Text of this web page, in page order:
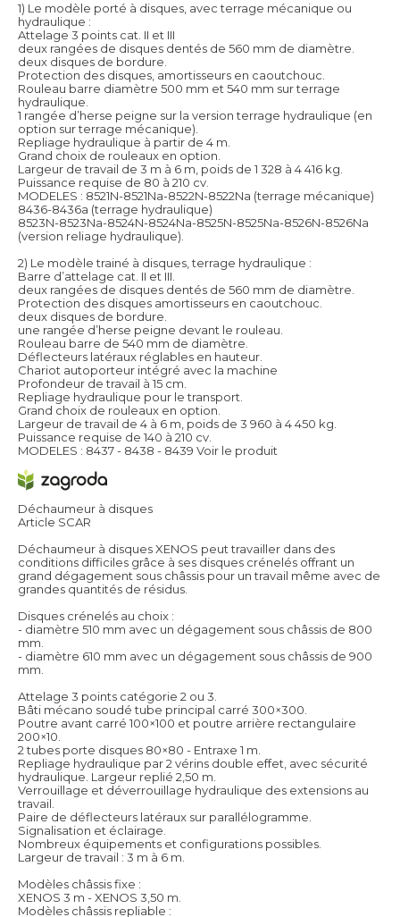
1) Le modèle porté à disques, avec terrage mécanique ou
hydraulique :
Attelage 3 points cat. II et III
deux rangées de disques dentés de 560 mm de diamètre.
deux disques de bordure.
Protection des disques, amortisseurs en caoutchouc.
Rouleau barre diamètre 500 mm et 540 mm sur terrage
hydraulique.
1 rangée d’herse peigne sur la version terrage hydraulique (en
option sur terrage mécanique).
Repliage hydraulique à partir de 4 m.
Grand choix de rouleaux en option.
Largeur de travail de 3 m à 6 m, poids de 1 328 à 4 416 kg.
Puissance requise de 80 à 210 cv.
MODELES : 8521N-8521Na-8522N-8522Na (terrage mécanique)
8436-8436a (terrage hydraulique)
8523N-8523Na-8524N-8524Na-8525N-8525Na-8526N-8526Na
(version reliage hydraulique).
2) Le modèle trainé à disques, terrage hydraulique :
Barre d’attelage cat. II et III.
deux rangées de disques dentés de 560 mm de diamètre.
Protection des disques amortisseurs en caoutchouc.
deux disques de bordure.
une rangée d’herse peigne devant le rouleau.
Rouleau barre de 540 mm de diamètre.
Déflecteurs latéraux réglables en hauteur.
Chariot autoporteur intégré avec la machine
Profondeur de travail à 15 cm.
Repliage hydraulique pour le transport.
Grand choix de rouleaux en option.
Largeur de travail de 4 à 6 m, poids de 3 960 à 4 450 kg.
Puissance requise de 140 à 210 cv.
MODELES : 8437 - 8438 - 8439 Voir le produit
Déchaumeur à disques
Article SCAR
Déchaumeur à disques XENOS peut travailler dans des
conditions difficiles grâce à ses disques crénelés offrant un
grand dégagement sous châssis pour un travail même avec de
grandes quantités de résidus.
Disques crénelés au choix :
- diamètre 510 mm avec un dégagement sous châssis de 800
mm.
- diamètre 610 mm avec un dégagement sous châssis de 900
mm.
Attelage 3 points catégorie 2 ou 3.
Bâti mécano soudé tube principal carré 300×300.
Poutre avant carré 100×100 et poutre arrière rectangulaire
200×10.
2 tubes porte disques 80×80 - Entraxe 1 m.
Repliage hydraulique par 2 vérins double effet, avec sécurité
hydraulique. Largeur replié 2,50 m.
Verrouillage et déverrouillage hydraulique des extensions au
travail.
Paire de déflecteurs latéraux sur parallélogramme.
Signalisation et éclairage.
Nombreux équipements et configurations possibles.
Largeur de travail : 3 m à 6 m.
Modèles châssis fixe :
XENOS 3 m - XENOS 3,50 m.
Modèles châssis repliable :